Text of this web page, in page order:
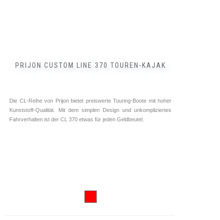
PRIJON CUSTOM LINE 370 TOUREN-KAJAK
Die CL-Reihe von Prijon bietet preiswerte Touring-Boote mit hoher
Kunststoff-Qualität. Mit dem simplen Design und unkompliziertes
Fahrverhalten ist der CL 370 etwas für jeden Geldbeutel.